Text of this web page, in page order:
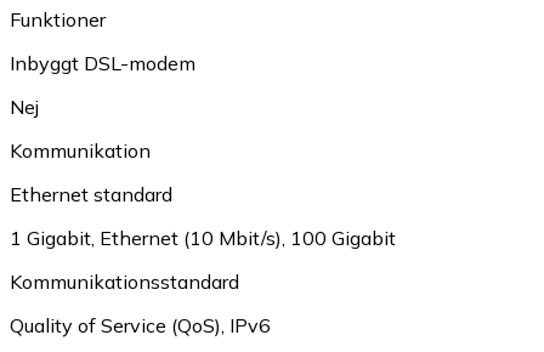
Funktioner
Inbyggt DSL-modem
Nej
Kommunikation
Ethernet standard
1 Gigabit, Ethernet (10 Mbit/s), 100 Gigabit
Kommunikationsstandard
Quality of Service (QoS), IPv6